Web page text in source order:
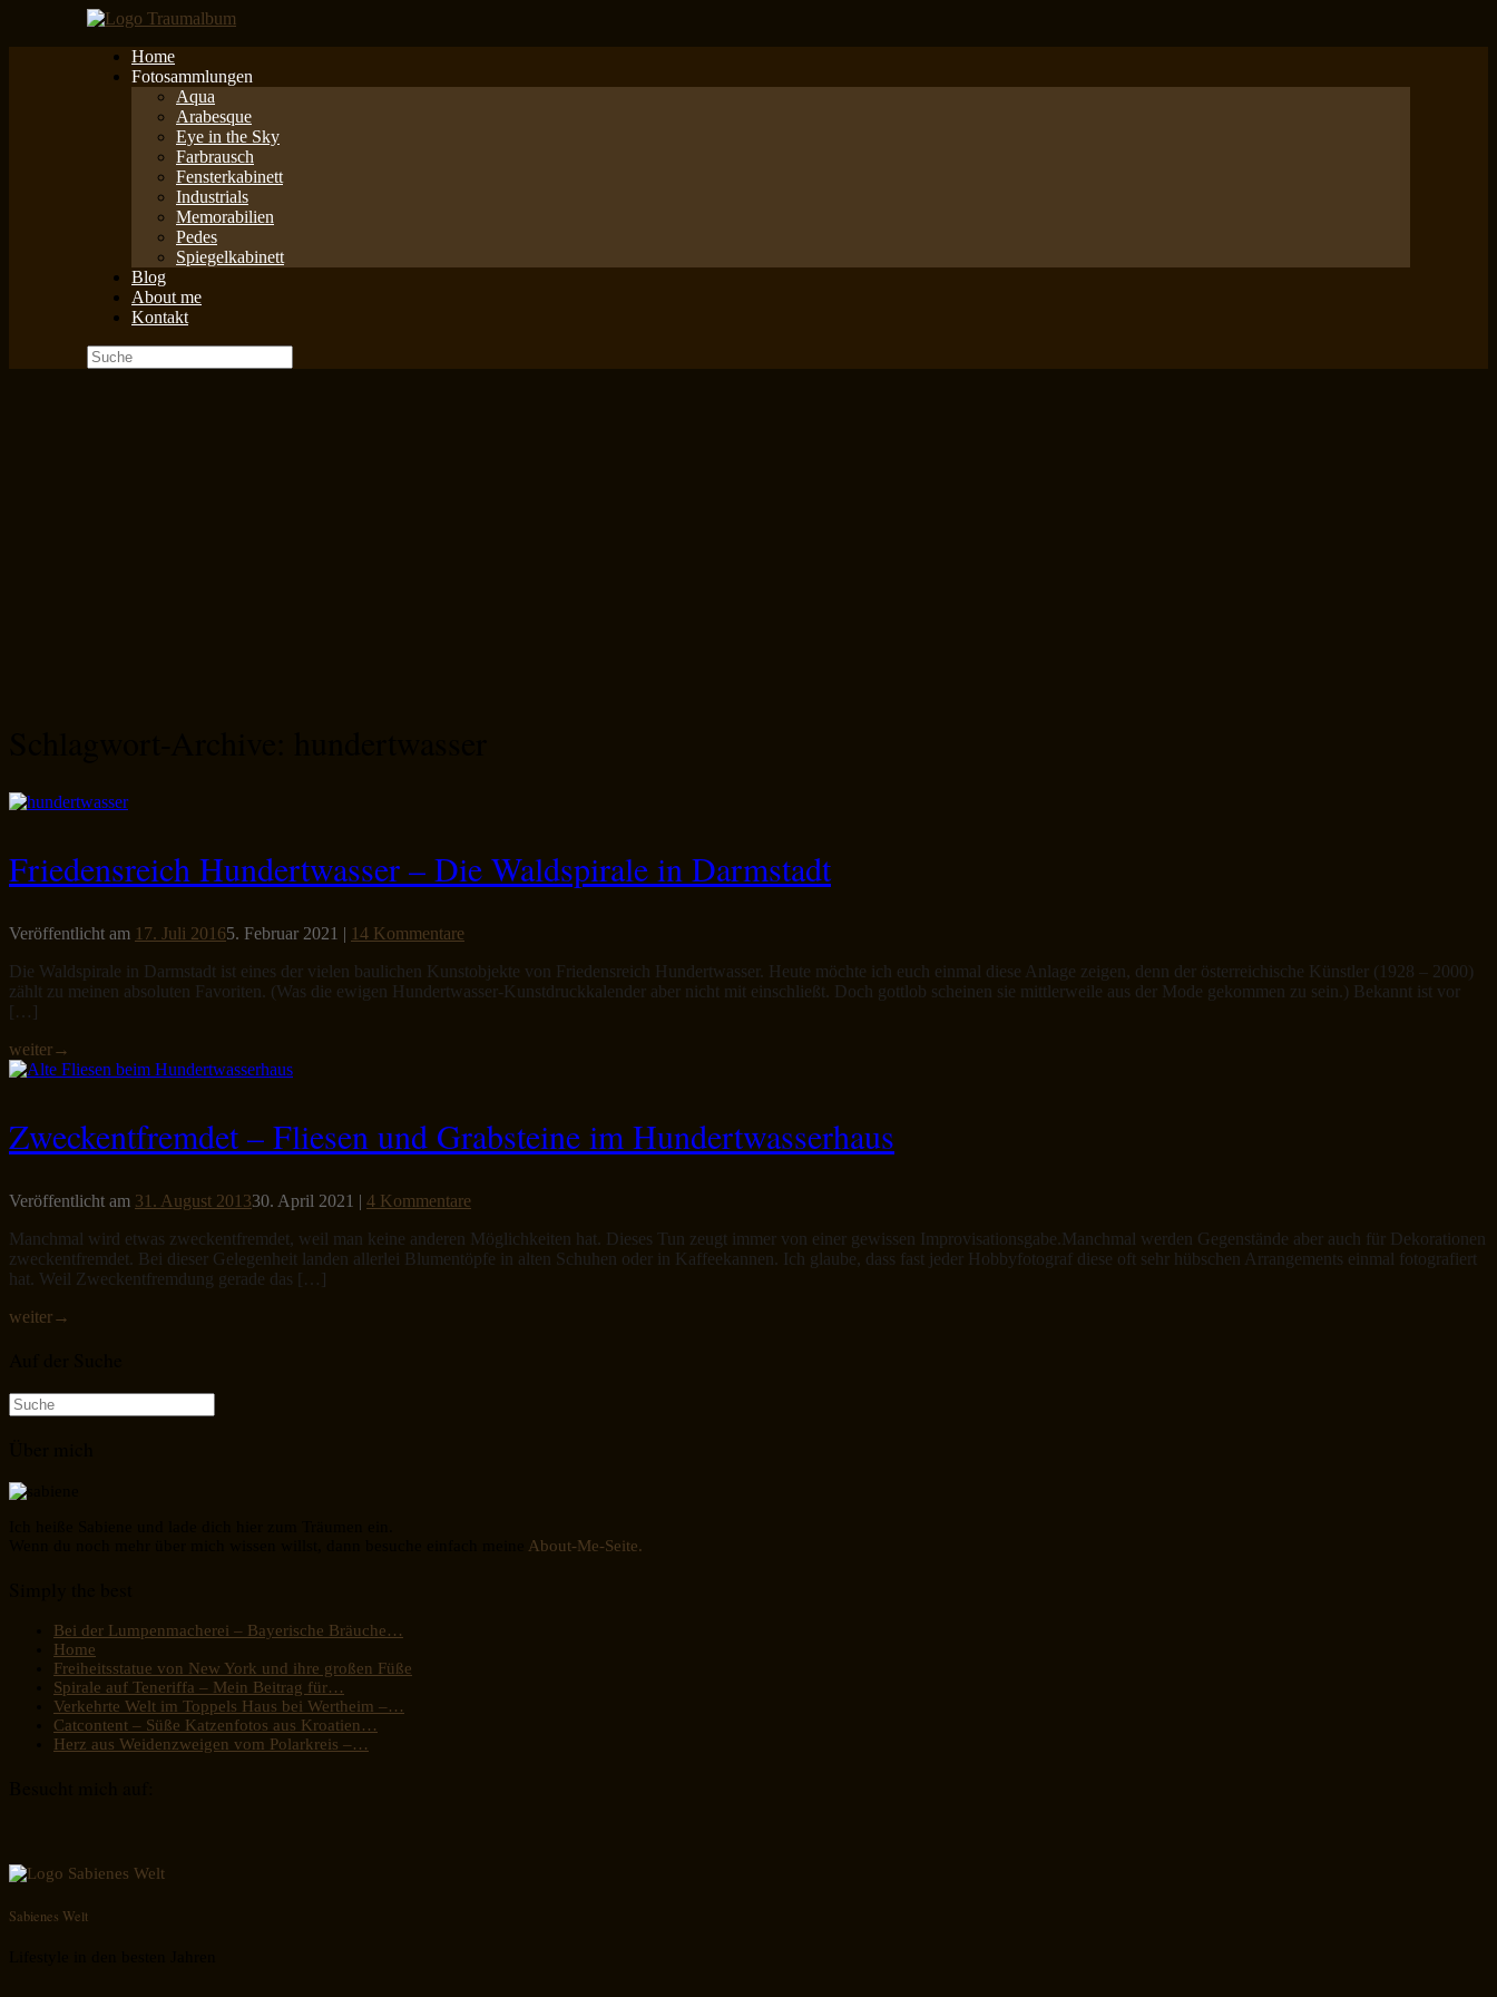
Home
Fotosammlungen
Aqua
Arabesque
Eye in the Sky
Farbrausch
Fensterkabinett
Industrials
Memorabilien
Pedes
Spiegelkabinett
Blog
About me
Kontakt
Suche
nach:
Friedensreich Hundertwasser – Die Waldspirale in Darmstadt
Veröffentlicht am 17. Juli 20165. Februar 2021 | 14 Kommentare
Die Waldspirale in Darmstadt ist eines der vielen baulichen Kunstobjekte von Friedensreich Hundertwasser. Heute möchte ich euch einmal diese Anlage zeigen, denn der österreichische Künstler (1928 – 2000)
zählt zu meinen absoluten Favoriten. (Was die ewigen Hundertwasser-Kunstdruckkalender aber nicht mit einschließt. Doch gottlob scheinen sie mittlerweile aus der Mode gekommen zu sein.) Bekannt ist vor
[…]
weiter→
Zweckentfremdet – Fliesen und Grabsteine im Hundertwasserhaus
Veröffentlicht am 31. August 201330. April 2021 | 4 Kommentare
Manchmal wird etwas zweckentfremdet, weil man keine anderen Möglichkeiten hat. Dieses Tun zeugt immer von einer gewissen Improvisationsgabe.Manchmal werden Gegenstände aber auch für Dekorationen
zweckentfremdet. Bei dieser Gelegenheit landen allerlei Blumentöpfe in alten Schuhen oder in Kaffeekannen. Ich glaube, dass fast jeder Hobbyfotograf diese oft sehr hübschen Arrangements einmal fotografiert
hat. Weil Zweckentfremdung gerade das […]
weiter→
Suche
nach:
About-Me-Seite.
Bei der Lumpenmacherei – Bayerische Bräuche…
Home
Freiheitsstatue von New York und ihre großen Füße
Spirale auf Teneriffa – Mein Beitrag für…
Verkehrte Welt im Toppels Haus bei Wertheim –…
Catcontent – Süße Katzenfotos aus Kroatien…
Herz aus Weidenzweigen vom Polarkreis –…
Sabienes Welt